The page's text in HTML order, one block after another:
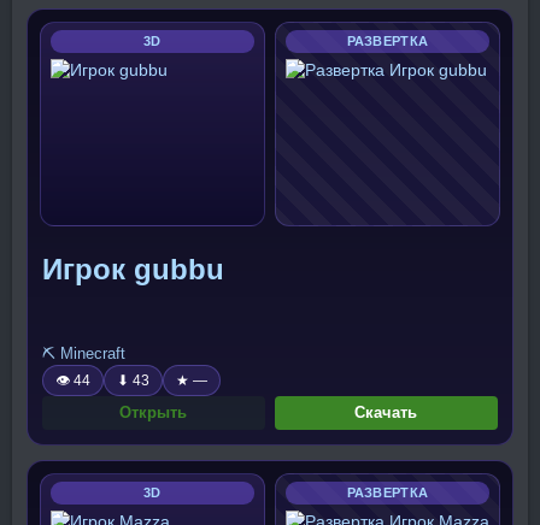
3D РАЗВЕРТКА
Игрок gubbu
⛏️ Minecraft
👁 44 ⬇ 43 ★ —
Открыть Скачать
3D РАЗВЕРТКА